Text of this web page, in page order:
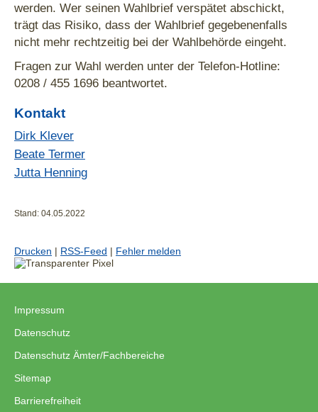
werden. Wer seinen Wahlbrief verspätet abschickt,
trägt das Risiko, dass der Wahlbrief gegebenenfalls
nicht mehr rechtzeitig bei der Wahlbehörde eingeht.
Fragen zur Wahl werden unter der Telefon-Hotline:
0208 / 455 1696 beantwortet.
Kontakt
Dirk Klever
Beate Termer
Jutta Henning
Stand: 04.05.2022
Drucken | RSS-Feed | Fehler melden
Impressum
Datenschutz
Datenschutz Ämter/Fachbereiche
Sitemap
Barrierefreiheit